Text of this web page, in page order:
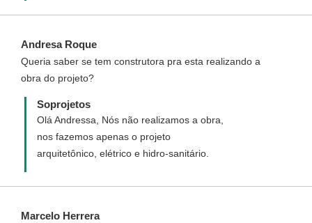
comprimento)?
Andresa Roque
Queria saber se tem construtora pra esta realizando a
obra do projeto?
Soprojetos
Olá Andressa, Nós não realizamos a obra,
nos fazemos apenas o projeto
arquitetônico, elétrico e hidro-sanitário.
Marcelo Herrera